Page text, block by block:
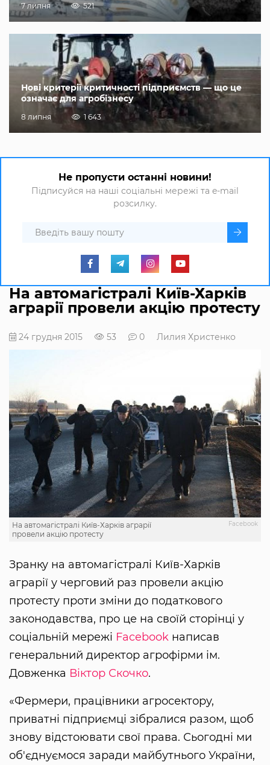
7 липня 521
Нові критерії критичності підприємств — що це
означає для агробізнесу
8 липня 1 643
Не пропусти останні новини!
Підписуйся на наші соціальні мережі та e-mail
розсилку.
На автомагістралі Київ-Харків
аграрії провели акцію протесту
24 грудня 2015 53 0 Лилия Христенко
Facebook
На автомагістралі Київ-Харків аграрії
провели акцію протесту
Зранку на автомагістралі Київ-Харків
аграрії у черговий раз провели акцію
протесту проти зміни до податкового
законодавства, про це на своїй сторінці у
соціальній мережі Facebook написав
генеральний директор агрофірми ім.
Довженка Віктор Скочко.
«Фермери, працівники агросектору,
приватні підприємці зібралися разом, щоб
знову відстоювати свої права. Сьогодні ми
об'єднуємося заради майбутнього України,